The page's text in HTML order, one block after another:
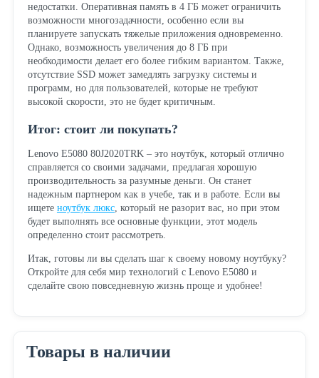
недостатки. Оперативная память в 4 ГБ может ограничить
возможности многозадачности, особенно если вы
планируете запускать тяжелые приложения одновременно.
Однако, возможность увеличения до 8 ГБ при
необходимости делает его более гибким вариантом. Также,
отсутствие SSD может замедлять загрузку системы и
программ, но для пользователей, которые не требуют
высокой скорости, это не будет критичным.
Итог: стоит ли покупать?
Lenovo E5080 80J2020TRK – это ноутбук, который отлично
справляется со своими задачами, предлагая хорошую
производительность за разумные деньги. Он станет
надежным партнером как в учебе, так и в работе. Если вы
ищете ноутбук люкс, который не разорит вас, но при этом
будет выполнять все основные функции, этот модель
определенно стоит рассмотреть.
Итак, готовы ли вы сделать шаг к своему новому ноутбуку?
Откройте для себя мир технологий с Lenovo E5080 и
сделайте свою повседневную жизнь проще и удобнее!
Товары в наличии